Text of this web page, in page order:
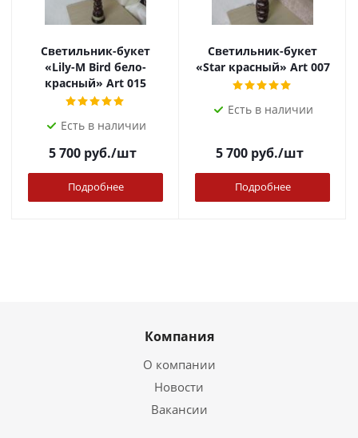
Светильник-букет
«Lily-M Bird бело-
красный» Art 015
Есть в наличии
5 700 руб./шт
Подробнее
Светильник-букет
«Star красный» Art 007
Есть в наличии
5 700 руб./шт
Подробнее
Компания
О компании
Новости
Вакансии